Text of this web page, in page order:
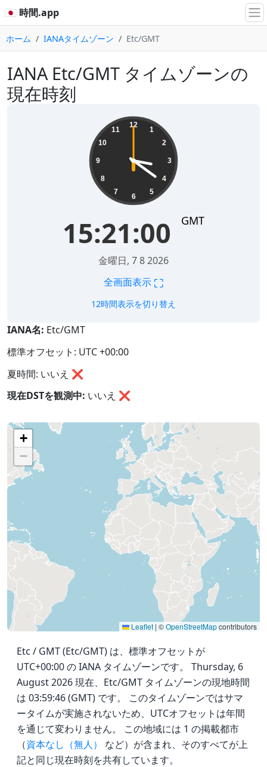
🇯🇵 時間.app
ホーム IANAタイムゾーン Etc/GMT
IANA Etc/GMT タイムゾーンの
現在時刻
12
1
2
3
4
5
6
7
8
9
10
11
15:21:00 GMT
金曜日, 7 8 2026
全画面表示 ⛶
12時間表示を切り替え
IANA名: Etc/GMT
標準オフセット: UTC +00:00
夏時間: いいえ ❌
現在DSTを観測中: いいえ ❌
+
−
Leaflet | ©OpenStreetMapcontributors
Etc / GMT (Etc/GMT) は、標準オフセットが
UTC+00:00 の IANA タイムゾーンです。 Thursday, 6
August 2026 現在、Etc/GMT タイムゾーンの現地時間
は 03:59:46 (GMT) です。 このタイムゾーンではサマ
ータイムが実施されないため、UTCオフセットは年間
を通じて変わりません。 この地域には 1 の掲載都市
（資本なし（無人）
など）が含まれ、そのすべてが上
記と同じ現在時刻を共有しています。